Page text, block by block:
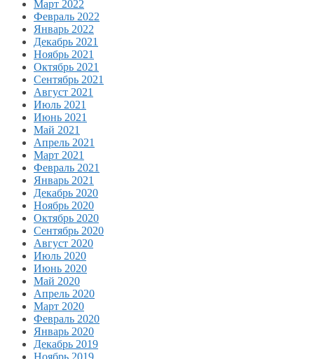
Март 2022
Февраль 2022
Январь 2022
Декабрь 2021
Ноябрь 2021
Октябрь 2021
Сентябрь 2021
Август 2021
Июль 2021
Июнь 2021
Май 2021
Апрель 2021
Март 2021
Февраль 2021
Январь 2021
Декабрь 2020
Ноябрь 2020
Октябрь 2020
Сентябрь 2020
Август 2020
Июль 2020
Июнь 2020
Май 2020
Апрель 2020
Март 2020
Февраль 2020
Январь 2020
Декабрь 2019
Ноябрь 2019